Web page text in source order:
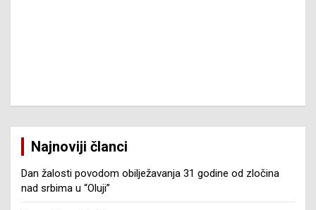
Najnoviji članci
Dan žalosti povodom obilježavanja 31 godine od zločina
nad srbima u “Oluji”